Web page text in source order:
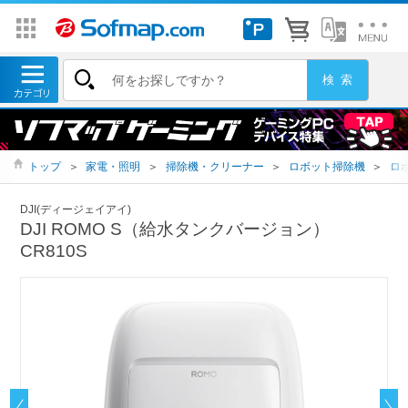
トップ ＞ 家電・照明 ＞ 掃除機・クリーナー ＞ ロボット掃除機 ＞ ロ
DJI(ディージェイアイ)
DJI ROMO S（給水タンクバージョン）
CR810S